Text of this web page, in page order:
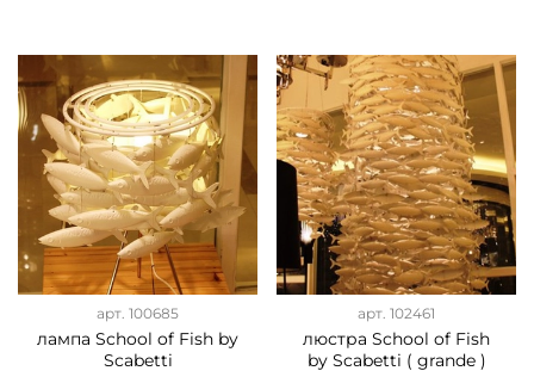
арт. 100685
лампа School of Fish by
Scabetti
арт. 102461
люстра School of Fish
by Scabetti ( grande )